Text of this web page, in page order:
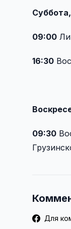
09:00
16:30
09:30
Для